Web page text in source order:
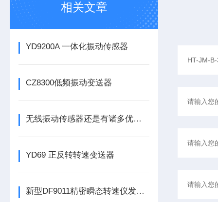
相关文章
YD9200A 一体化振动传感器
CZ8300低频振动变送器
无线振动传感器还是有诸多优势的
YD69 正反转转速变送器
新型DF9011精密瞬态转速仪发布，为工业转速监测带来革新